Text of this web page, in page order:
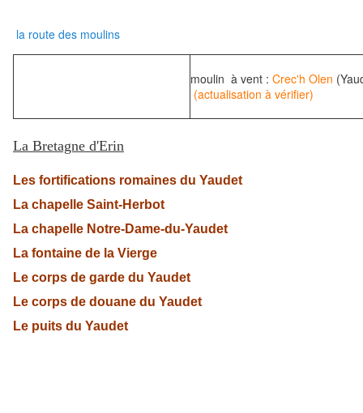
la route des moulins
moulin à vent : Crec'h Olen
(actualisation à vérifier)
La Bretagne d'Erin
Les fortifications romaines du Yaudet
La chapelle Saint-Herbot
La chapelle Notre-Dame-du-Yaudet
La fontaine de la Vierge
Le corps de garde du Yaudet
Le corps de douane du Yaudet
Le puits du Yaudet